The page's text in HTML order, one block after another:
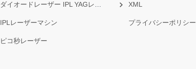
ダイオードレーザー IPL YAGレーザー RF
IPLレーザーマシン
ピコ秒レーザー
XML
プライバシーポリシー